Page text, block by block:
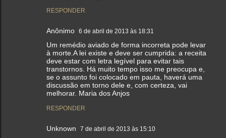
RESPONDER
Anônimo 6 de abril de 2013 às 18:31
Um remédio aviado de forma incorreta pode levar
à morte.A lei existe e deve ser cumprida: a receita
deve estar com letra legível para evitar tais
transtornos. Há muito tempo isso me preocupa e,
se o assunto foi colocado em pauta, haverá uma
discussão em torno dele e, com certeza, vai
melhorar. Maria dos Anjos
RESPONDER
Unknown 7 de abril de 2013 às 15:10